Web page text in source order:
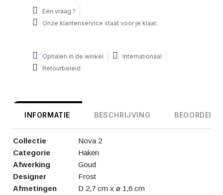
Een vraag ?
Onze klantenservice staat voor je klaar.
Ophalen in de winkel
Internationaal
Retourbeleid
INFORMATIE BESCHRIJVING
Collectie
Nova 2
Categorie
Haken
Afwerking
Goud
Designer
Frost
Afmetingen
D 2,7 cm x ø 1,6 cm